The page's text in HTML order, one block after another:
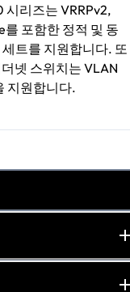
리즈는 VRRPv2,
포함한 정적 및 동
트를 지원합니다. 또
넷 스위치는 VLAN
지원합니다.